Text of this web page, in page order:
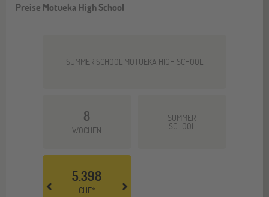
Preise Motueka High School
SUMMER SCHOOL MOTUEKA HIGH SCHOOL
8
WOCHEN
SUMMER
SCHOOL
5.398
CHF*